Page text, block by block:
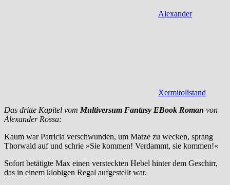
Alexander
Xermitolistand
Das dritte Kapitel vom Multiversum Fantasy EBook Roman von
Alexander Rossa:
Kaum war Patricia verschwunden, um Matze zu wecken, sprang
Thorwald auf und schrie »Sie kommen! Verdammt, sie kommen!«
Sofort betätigte Max einen versteckten Hebel hinter dem Geschirr,
das in einem klobigen Regal aufgestellt war.